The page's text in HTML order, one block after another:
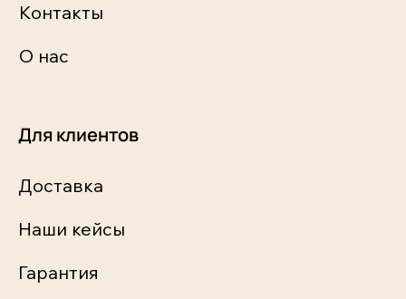
Контакты
О нас
Для клиентов
Доставка
Наши кейсы
Гарантия